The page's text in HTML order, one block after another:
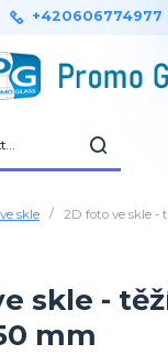
+420606774977
skle 2D foto ve skle
skle -
mm